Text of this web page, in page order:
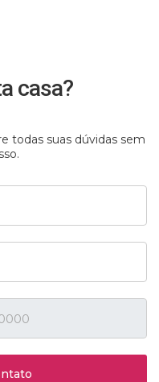
casa?
todas suas dúvidas sem